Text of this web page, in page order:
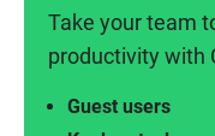
Take your team
productivity with
Guest users